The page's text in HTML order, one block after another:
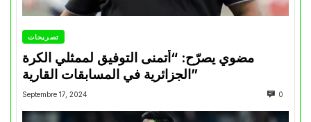
تصريحات
مضوي يصرّح: “أتمنى التوفيق لممثلي الكرة
الجزائرية في المسابقات القارية”
Septembre 17, 2024 0